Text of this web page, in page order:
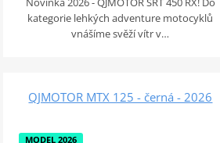
kategorie lehkých adventure motocyklů
vnášíme svěží vítr v…
QJMOTOR MTX 125 - černá - 2026
MODEL 2026